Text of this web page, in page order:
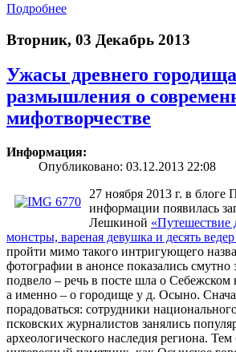
Подробнее
Вторник, 03 Декабрь 2013
Ужасы древнего
размышления о
мифотворчестве
Информация:
Опубликовано: 03.12.2013 22:08
27 ноября 2013 г. в блоге
информации появилась
Лешкиной «Путешествие
монстры, вареная девушка и десять
пройти мимо такого интригующего
фотографии в анонсе показались
подвело – речь в посте шла о Себежском
а именно – о городище у д. Осыно.
порадоваться: сотрудники
псковских журналистов занялись
археологического наследия региона. Тем